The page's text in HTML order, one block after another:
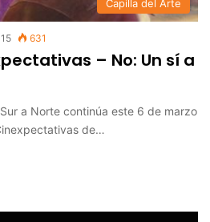
Capilla del Arte
631
– No: Un sí a
a Norte continúa este 6 de marzo
de…